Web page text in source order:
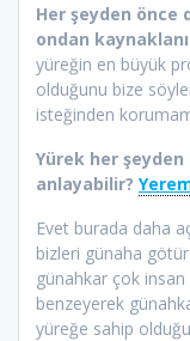
Her şeyden önce
ondan
yüreğin en büyük
olduğunu bize
isteğinden
Yürek her şeyden
anlayabilir?
Evet burada daha
bizleri günaha
günahkar çok
benzeyerek
yüreğe sahip